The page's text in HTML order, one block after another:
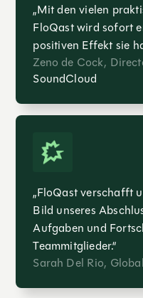
„Mit den vielen
FloQast wird sofort
positiven Effekt sie
Zeno de Cock,
SoundCloud
„FloQast verschafft
Bild unseres
Aufgaben und
Teammitglieder.“
Sarah Del Rio,